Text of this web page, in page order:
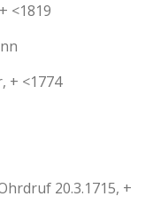
<1819
+ <1774
20.3.1715, +